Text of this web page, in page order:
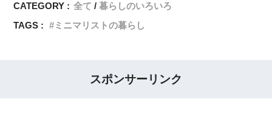
CATEGORY : 全て
暮らしのいろいろ
TAGS :
ミニマリストの暮らし
スポンサーリンク